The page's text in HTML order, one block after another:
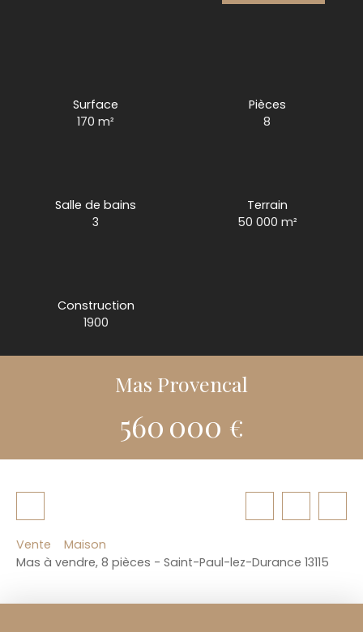
Surface
170m²
Pièces
8
Salle de bains
3
Terrain
50 000 m²
Construction
1900
Mas Provencal
560 000 €
Vente
Maison
Mas à vendre, 8 pièces - Saint-Paul-lez-Durance 13115